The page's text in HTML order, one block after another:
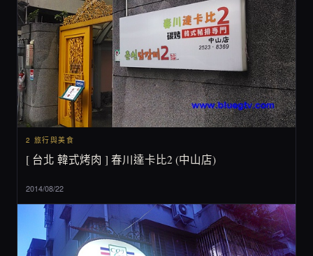
2 旅行與美食
[ 台北 韓式烤肉 ] 春川達卡比2 (中山店)
2014/08/22